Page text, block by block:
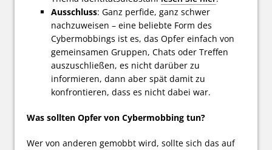
Ausschluss: Ganz perfide, ganz schwer
nachzuweisen – eine beliebte Form des
Cybermobbings ist es, das Opfer einfach von
gemeinsamen Gruppen, Chats oder Treffen
auszuschließen, es nicht darüber zu
informieren, dann aber spät damit zu
konfrontieren, dass es nicht dabei war.
Was sollten Opfer von Cybermobbing tun?
Wer von anderen gemobbt wird, sollte sich das auf